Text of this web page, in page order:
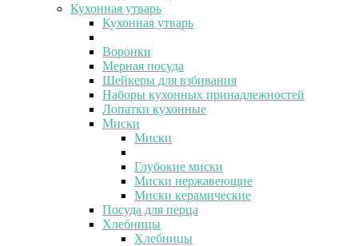
Кухонная утварь
Кухонная утварь
Воронки
Мерная посуда
Шейкеры для взбивания
Наборы кухонных принадлежностей
Лопатки кухонные
Миски
Миски
Глубокие миски
Миски нержавеющие
Миски керамические
Посуда для перца
Хлебницы
Хлебницы